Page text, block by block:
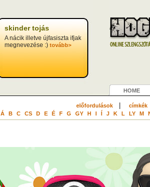
skinder tojás
A nácik illetve újfasiszta ifjak
megnevezése :) tovább>
HOME
előfordulások| címkék
Á B C CS D E É F G GY H I Í J K L LY M